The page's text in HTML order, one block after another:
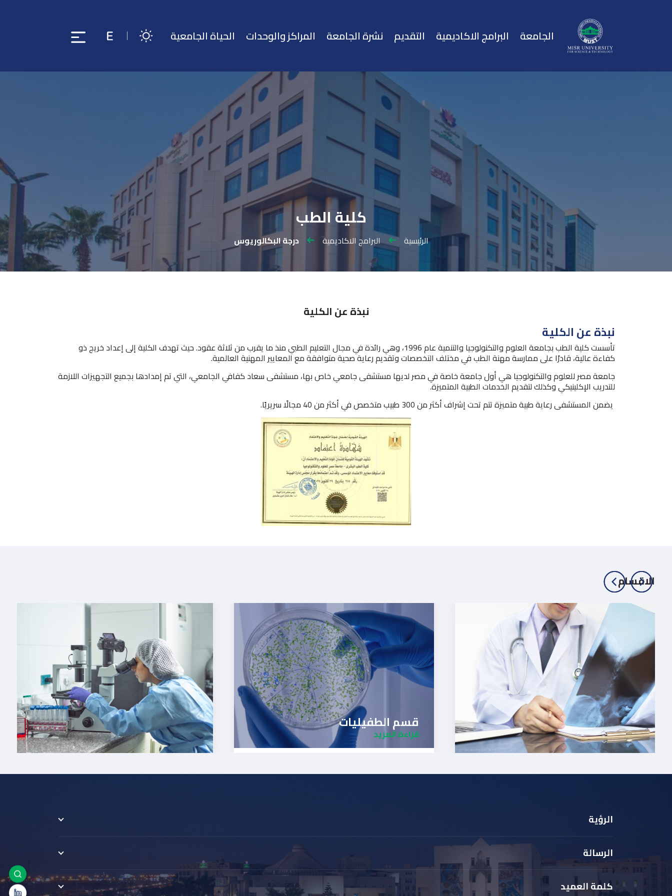
الجامعة البرامج الاكاديمية التقديم نشرة الجامعة المراكز والوحدات الحياة الجامعية
كلية الطب
الرئيسية البرامج الاكاديمية درجة البكالوريوس
نبذة عن الكلية
نبذة عن الكلية
تأسست كلية الطب بجامعة العلوم والتكنولوجيا والتنمية عام 1996، وهي رائدة في مجال التعليم الطبي منذ ما يقرب من ثلاثة عقود. حيث تهدف الكلية إلى إعداد خريج ذو
كفاءة عالية، قادرًا على ممارسة مهنة الطب في مختلف التخصصات وتقديم رعاية صحية متوافقة مع المعايير المهنية العالمية.
جامعة مصر للعلوم والتكنولوجيا هي أول جامعة خاصة في مصر لديها مستشفى جامعي خاص بها، مستشفى سعاد كفافي الجامعي، التي تم إمدادها بجميع التجهيزات اللازمة
للتدريب الإكلينيكي وكذلك لتقديم الخدمات الطبية المتميزة.
يضمن المستشفى رعاية طبية متميزة تتم تحت إشراف أكثر من 300 طبيب متخصص في أكثر من 40 مجالًا سريريًا.
الاقسام
قسم الطفيليات
قراءة المزيد
الرؤية
الرسالة
كلمة العميد